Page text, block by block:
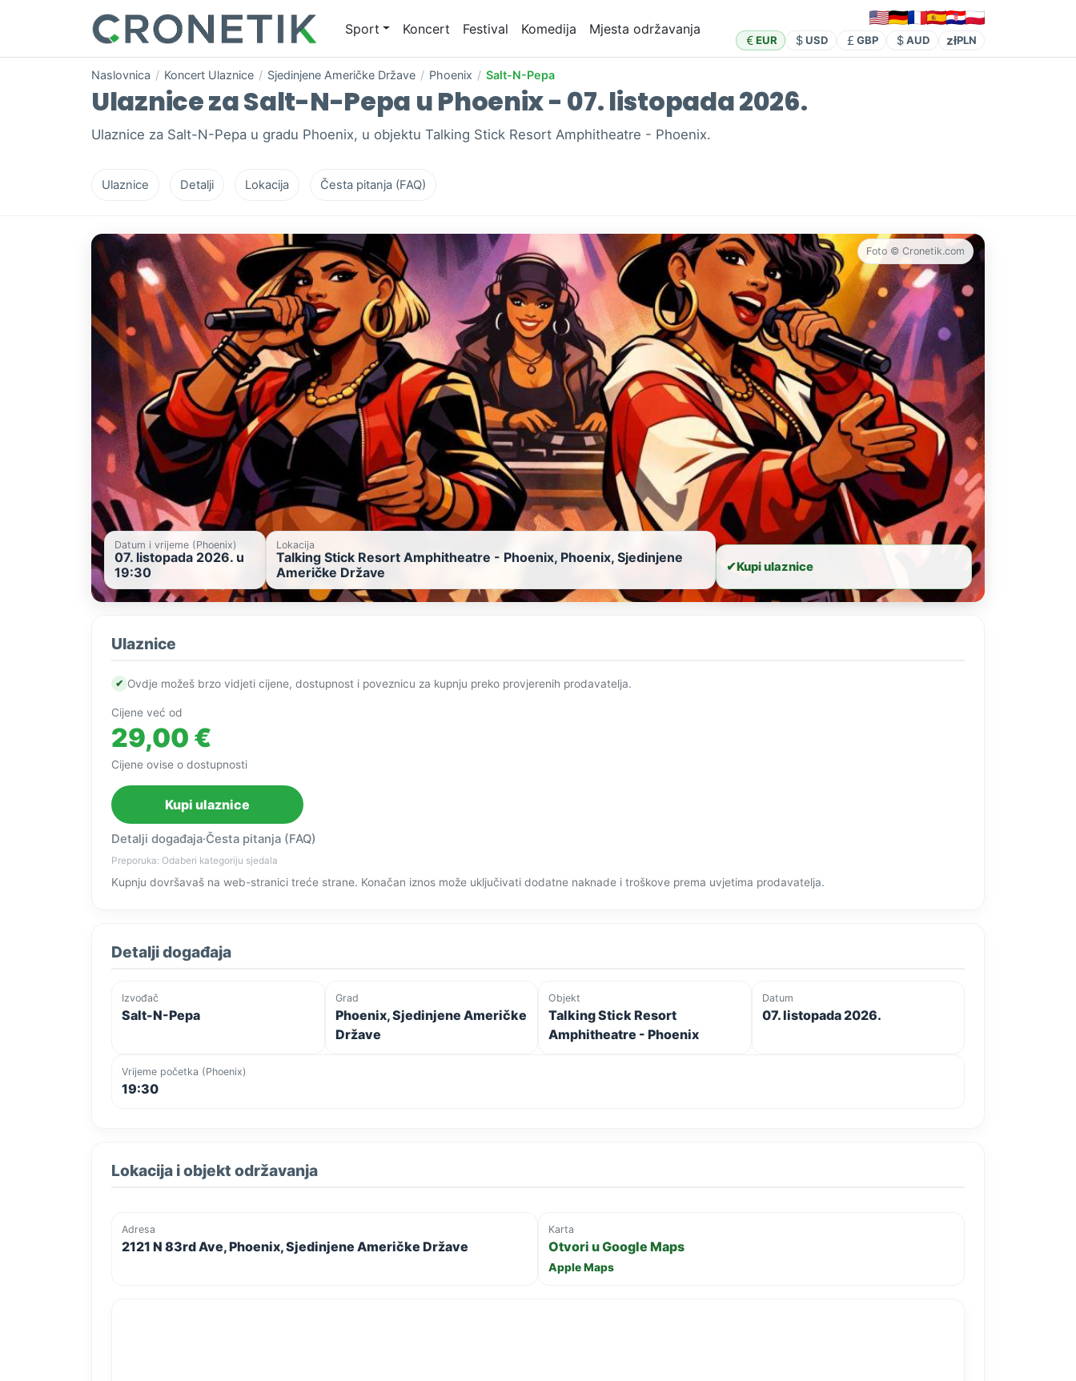
Sport Koncert Festival Komedija Mjesta održavanja
EUR USD GBP AUD złPLN
Naslovnica / Koncert Ulaznice / Sjedinjene Američke Države / Phoenix / Salt-N-Pepa
Ulaznice za Salt-N-Pepa u Phoenix - 07. listopada 2026.
Ulaznice za Salt-N-Pepa u gradu Phoenix, u objektu Talking Stick Resort Amphitheatre - Phoenix.
Ulaznice Detalji Lokacija Česta pitanja (FAQ)
Foto © Cronetik.com
Datum i vrijeme (Phoenix)
07. listopada 2026. u
19:30
Lokacija
Talking Stick Resort Amphitheatre - Phoenix, Phoenix, Sjedinjene
Američke Države
✔Kupi ulaznice
Ulaznice
✔ Ovdje možeš brzo vidjeti cijene, dostupnost i poveznicu za kupnju preko provjerenih prodavatelja.
Cijene već od
29,00 €
Cijene ovise o dostupnosti
Kupi ulaznice
Detalji događaja·Česta pitanja (FAQ)
Preporuka: Odaberi kategoriju sjedala
Kupnju dovršavaš na web-stranici treće strane. Konačan iznos može uključivati dodatne naknade i troškove prema uvjetima prodavatelja.
Detalji događaja
Izvođač
Salt-N-Pepa
Grad
Phoenix, Sjedinjene Američke
Države
Objekt
Talking Stick Resort
Amphitheatre - Phoenix
Datum
07. listopada 2026.
Vrijeme početka (Phoenix)
19:30
Lokacija i objekt održavanja
Adresa
2121 N 83rd Ave, Phoenix, Sjedinjene Američke Države
Karta
Otvori u Google Maps
Apple Maps